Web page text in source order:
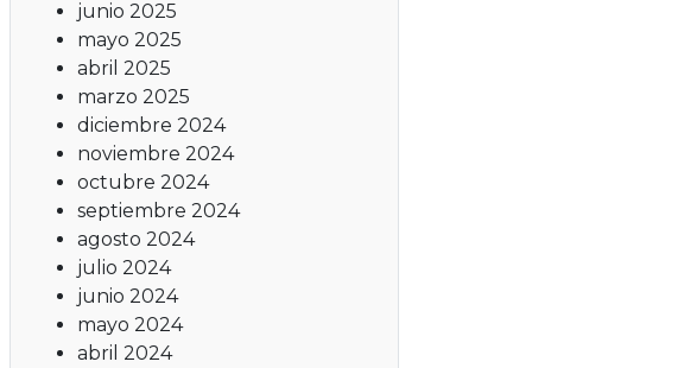
junio 2025
mayo 2025
abril 2025
marzo 2025
diciembre 2024
noviembre 2024
octubre 2024
septiembre 2024
agosto 2024
julio 2024
junio 2024
mayo 2024
abril 2024